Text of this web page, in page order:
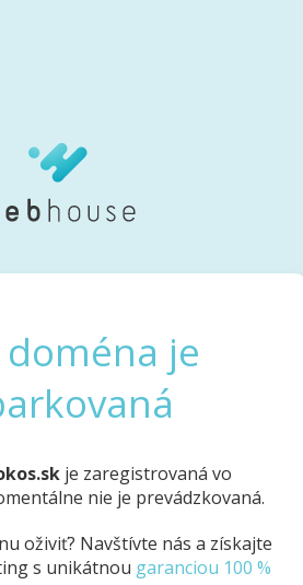
je
je zaregistrovaná vo
nie je prevádzkovaná.
oživiť? Navštívte nás a získajte
s unikátnou garanciou 100 %